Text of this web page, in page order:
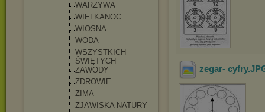
WARZYWA
WIELKANOC
WIOSNA
WODA
WSZYSTKICH
ŚWIĘTYCH
ZAWODY
ZDROWIE
ZIMA
ZJAWISKA NATURY
zegar- cyfry